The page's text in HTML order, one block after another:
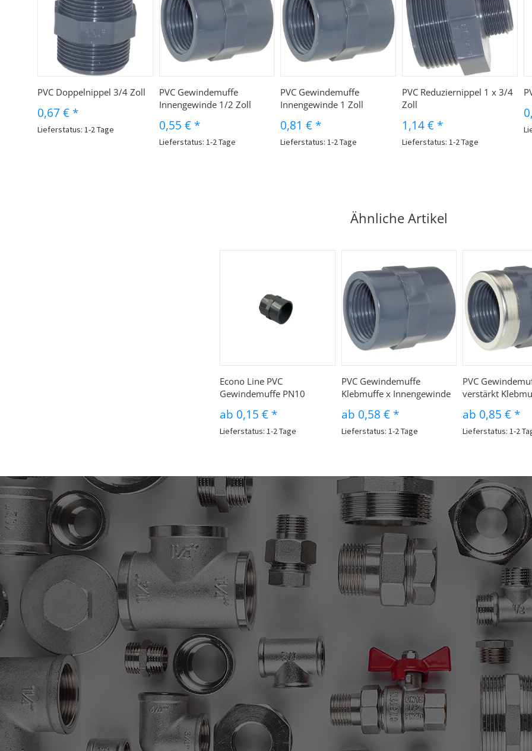
PVC Doppelnippel 3/4 Zoll
0,67 € *
Lieferstatus: 1-2 Tage
PVC Gewindemuffe
Innengewinde 1/2 Zoll
0,55 € *
Lieferstatus: 1-2 Tage
PVC Gewindemuffe
Innengewinde 1 Zoll
0,81 € *
Lieferstatus: 1-2 Tage
PVC Reduziernippel 1 x 3/4
Zoll
1,14 € *
Lieferstatus: 1-2 Tage
Ähnliche Artikel
Econo Line PVC
Gewindemuffe PN10
ab 0,15 € *
Lieferstatus: 1-2 Tage
PVC Gewindemuffe
Klebmuffe x Innengewinde
ab 0,58 € *
Lieferstatus: 1-2 Tage
PVC
verstärkt
ab 0,85 € *
Lieferstatus: 1-2